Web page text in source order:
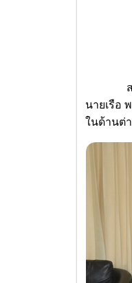
นายเรือ
ในด้านต่